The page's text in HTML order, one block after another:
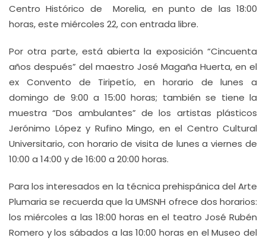
Centro Histórico de Morelia, en punto de las 18:00
horas, este miércoles 22, con entrada libre.
Por otra parte, está abierta la exposición “Cincuenta
años después” del maestro José Magaña Huerta, en el
ex Convento de Tiripetío, en horario de lunes a
domingo de 9:00 a 15:00 horas; también se tiene la
muestra “Dos ambulantes” de los artistas plásticos
Jerónimo López y Rufino Mingo, en el Centro Cultural
Universitario, con horario de visita de lunes a viernes de
10:00 a 14:00 y de 16:00 a 20:00 horas.
Para los interesados en la técnica prehispánica del Arte
Plumaria se recuerda que la UMSNH ofrece dos horarios:
los miércoles a las 18:00 horas en el teatro José Rubén
Romero y los sábados a las 10:00 horas en el Museo del